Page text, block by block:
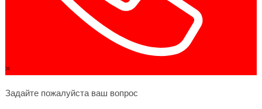
×
Задайте пожалуйста ваш вопрос